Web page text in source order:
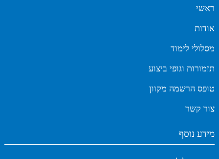
ראשי
אודות
מסלולי לימוד
תזמורות וגופי ביצוע
טופס הרשמה מקוון
צור קשר
מידע נוסף